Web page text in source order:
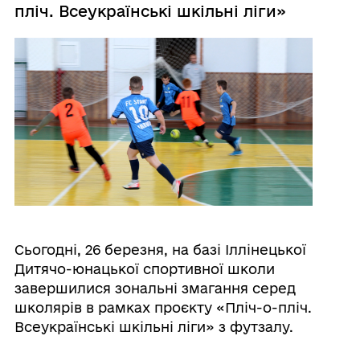
пліч. Всеукраїнські шкільні ліги»
Сьогодні, 26 березня, на базі Іллінецької
Дитячо-юнацької спортивної школи
завершилися зональні змагання серед
школярів в рамках проєкту «Пліч-о-пліч.
Всеукраїнські шкільні ліги» з футзалу.